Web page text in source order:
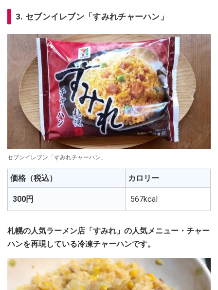
3. セブンイレブン「すみれチャーハン」
セブンイレブン「すみれチャーハン」
価格（税込） カロリー
300円 567kcal
札幌の人気ラーメン店「すみれ」の人気メニュー・チャー
ハンを再現している冷凍チャーハンです。